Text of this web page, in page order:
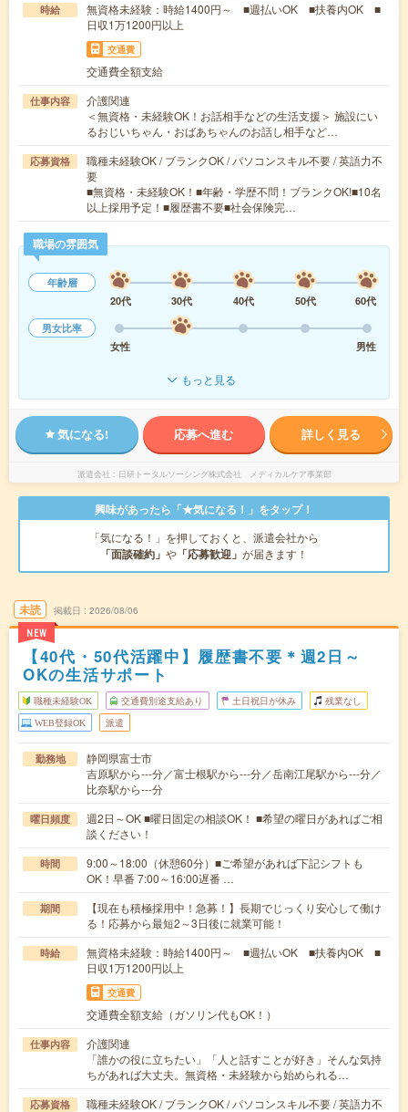
時給
無資格未経験：時給1400円～ ■週払いOK ■扶養内OK ■
日収1万1200円以上
交通費
交通費全額支給
仕事内容
介護関連
＜無資格・未経験OK！お話相手などの生活支援＞ 施設にい
るおじいちゃん・おばあちゃんのお話し相手など…
応募資格
職種未経験OK / ブランクOK / パソコンスキル不要 / 英語力不
要
■無資格・未経験OK！■年齢・学歴不問！ブランクOK!■10名
以上採用予定！■履歴書不要■社会保険完…
職場の雰囲気
年齢層
20代
30代 40代 50代
60代
男女比率
女性
男性
もっと見る
気になる! 応募へ進む 詳しく見る
派遣会社 日研トータルソーシング株式会社 メディカルケア事業部
興味があったら「★気になる！」をタップ！
「気になる！」を押しておくと、派遣会社から
「面談確約」 や 「応募歓迎」 が届きます！
未読
NEW
掲載日 2026/08/06
【40代・50代活躍中】履歴書不要＊週2日～
OKの生活サポート
職種未経験OK 交通費別途支給あり 土日祝日が休み 残業なし
WEB登録OK 派遣
勤務地
静岡県富士市
吉原駅から---分／富士根駅から---分／岳南江尾駅から---分／
比奈駅から---分
曜日頻度
週2日～OK ■曜日固定の相談OK！ ■希望の曜日があればご相
談ください！
時間
9:00～18:00（休憩60分）■ご希望があれば下記シフトも
OK！早番 7:00～16:00遅番 …
期間
【現在も積極採用中！急募！】長期でじっくり安心して働け
る！応募から最短2～3日後に就業可能！
時給
無資格未経験：時給1400円～ ■週払いOK ■扶養内OK ■
日収1万1200円以上
交通費
交通費全額支給（ガソリン代もOK！）
仕事内容
介護関連
「誰かの役に立ちたい」「人と話すことが好き」そんな気持
ちがあれば大丈夫。無資格・未経験から始められる…
応募資格
職種未経験OK / ブランクOK / パソコンスキル不要 / 英語力不